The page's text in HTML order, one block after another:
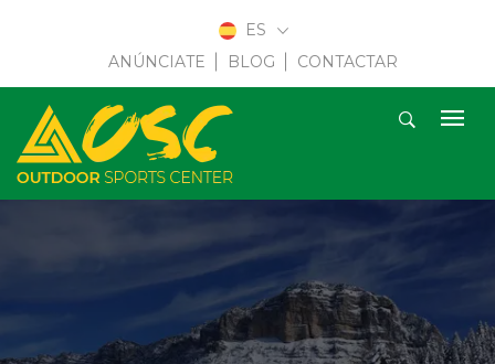
ES
ANÚNCIATE
BLOG CONTACTAR